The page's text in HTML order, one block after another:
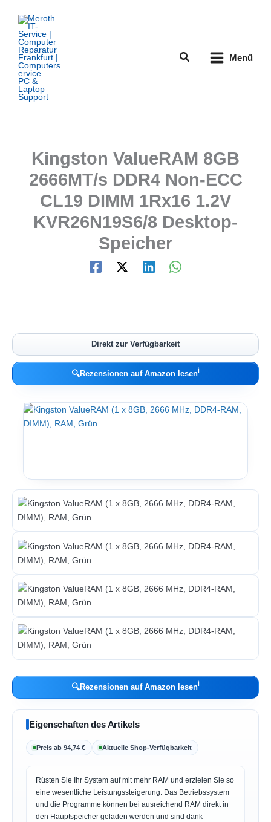
Inhalt
springen
Suchen Menü
Kingston ValueRAM 8GB
2666MT/s DDR4 Non-ECC
CL19 DIMM 1Rx16 1.2V
KVR26N19S6/8 Desktop-
Speicher
Direkt zur Verfügbarkeit
🔍Rezensionen auf Amazon lesenℹ︎
🔍Rezensionen auf Amazon lesenℹ︎
Eigenschaften des Artikels
Preis ab 94,74 € Aktuelle Shop-Verfügbarkeit
Rüsten Sie Ihr System auf mit mehr RAM und erzielen Sie so
eine wesentliche Leistungssteigerung. Das Betriebssystem
und die Programme können bei ausreichend RAM direkt in
den Hauptspeicher geladen werden und sind dank